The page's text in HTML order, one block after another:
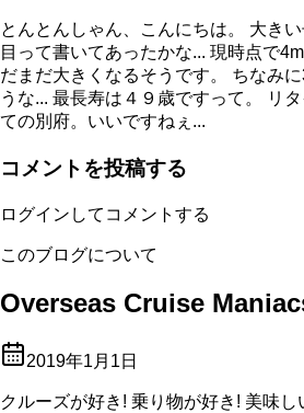
とんとんしゃん、こんにちは。 大き
目って書いてあったかな... 現時点で
だまだ大きくなるそうです。 ちなみ
うな... 最長寿は４９歳ですって。 リ
ての別府。いいですねぇ...
コメントを投稿する
ログインしてコメントする
このブログについて
Overseas Cruise
2019年1月1日
クルーズが好き! 乗り物が好き! 美味し